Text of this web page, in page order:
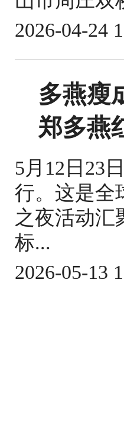
2026-04-24
多燕瘦
郑多燕
5月12日23
行。这是全
之夜活动汇
标...
2026-05-13